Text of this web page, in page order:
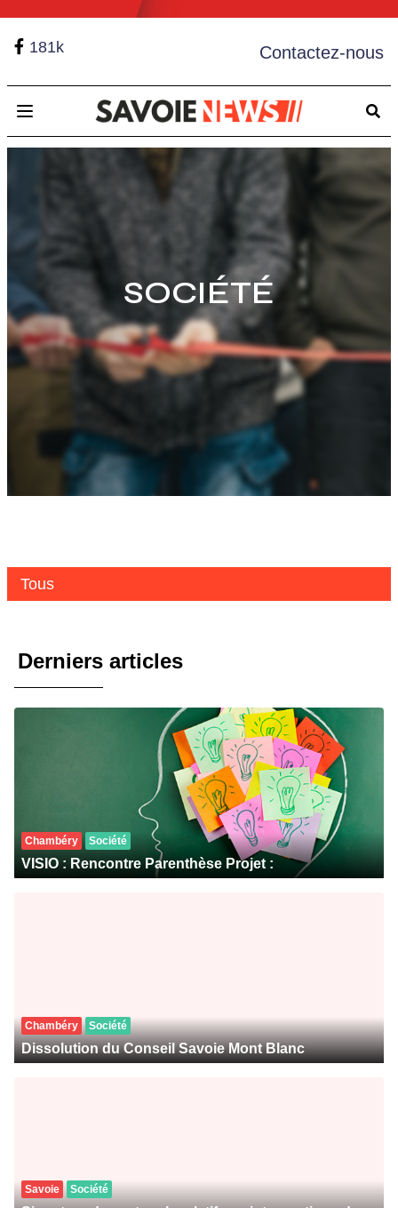
181k Contactez-nous
Open main menu
SOCIÉTÉ
Tous
Derniers articles
Chambéry Société
VISIO : Rencontre Parenthèse Projet :
Chambéry Société
Dissolution du Conseil Savoie Mont Blanc
Savoie Société